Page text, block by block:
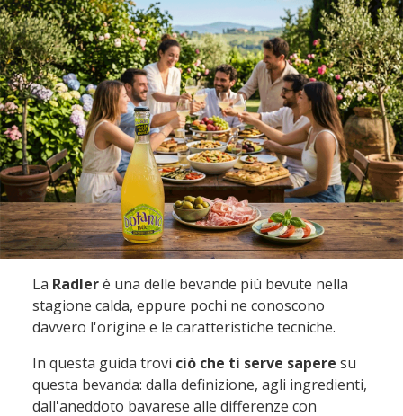
La Radlerè una delle bevande più bevute nella
stagione calda, eppure pochi ne conoscono
davvero l'origine e le caratteristiche tecniche.
In questa guida trovi ciò che ti serve sapere su
questa bevanda: dalla definizione, agli ingredienti,
dall'aneddoto bavarese alle differenze con